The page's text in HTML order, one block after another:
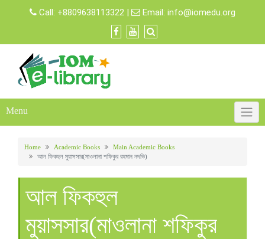
Call: +8809638113322 | Email: info@iomedu.org
Menu
Home Academic Books
Main Academic Books
আল ফিকহুল মুয়াসসার(মাওলানা শফিকুর রহমান নদভি)
আল ফিকহুল
মুয়াসসার(মাওলানা শফিকুর